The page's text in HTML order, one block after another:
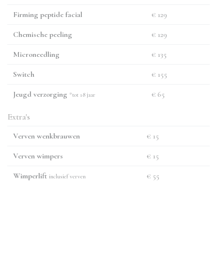
Firming peptide facial € 129
Chemische peeling € 129
Microneedling € 135
Switch € 155
Jeugd verzorging *tot 18 jaar € 65
Extra's
Verven wenkbrauwen € 15
Verven wimpers € 15
Wimperlift inclusief verven € 55